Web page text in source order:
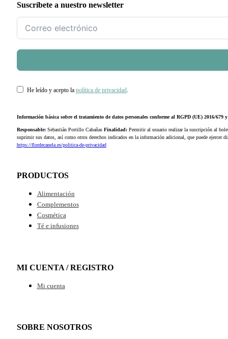
Suscríbete a nuestro newsletter
He leído y acepto la política de privacidad.
Información básica sobre el tratamiento de datos personales conforme al RGPD (UE) 2016/679
Responsable:Sebastián Portillo Cabañas Finalidad:Permitir al usuario realizar la suscripción al
suprimir sus datos, así como otros derechos indicados en la información adicional, que puede
https://flordecanela.es/politica-de-privacidad
PRODUCTOS
Alimentación
Complementos
Cosmética
Té e infusiones
MI CUENTA / REGISTRO
Mi cuenta
SOBRE NOSOTROS